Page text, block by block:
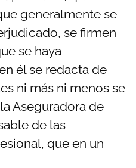
generalmente se
se firmen
se haya
él se redacta de
ni más ni menos se
Aseguradora de
de las
que en un